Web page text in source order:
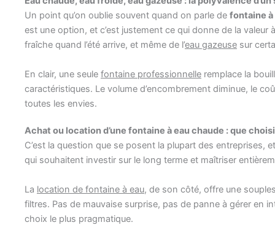
Un point qu’on oublie souvent quand on parle de fontaine à
est une option, et c’est justement ce qui donne de la valeur
fraîche quand l’été arrive, et même de l’eau gazeuse sur
En clair, une seule fontaine professionnelle remplace la
caractéristiques. Le volume d’encombrement diminue, le
toutes les envies.
Achat ou location d’une fontaine à eau chaude : que
C’est la question que se posent la plupart des entreprises,
qui souhaitent investir sur le long terme et maîtriser
La location de fontaine à eau, de son côté, offre une
filtres. Pas de mauvaise surprise, pas de panne à gérer en
choix le plus pragmatique.